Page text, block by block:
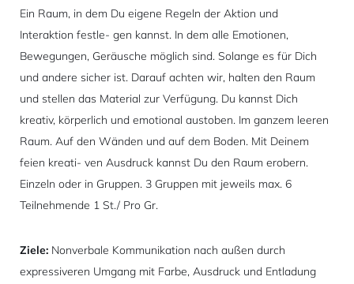
Ein Raum, in dem Du eigene Regeln der Aktion und
Interaktion festle- gen kannst. In dem alle Emotionen,
Bewegungen, Geräusche möglich sind. Solange es für Dich
und andere sicher ist. Darauf achten wir, halten den Raum
und stellen das Material zur Verfügung. Du kannst Dich
kreativ, körperlich und emotional austoben. Im ganzem leeren
Raum. Auf den Wänden und auf dem Boden. Mit Deinem
feien kreati- ven Ausdruck kannst Du den Raum erobern.
Einzeln oder in Gruppen. 3 Gruppen mit jeweils max. 6
Teilnehmende 1 St./ Pro Gr.
Ziele: Nonverbale Kommunikation nach außen durch
expressiveren Umgang mit Farbe, Ausdruck und Entladung